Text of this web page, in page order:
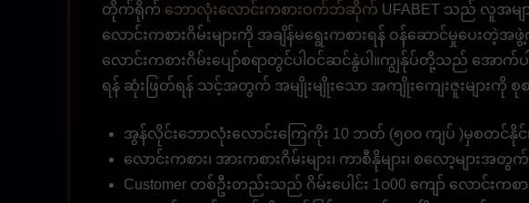
တိုက်ရိုက် ဘောလုံးလောင်းကစားဝက်ဘ်ဆိုက် UFABET သည် လူအမ
လောင်းကစားဂိမ်းများကို အချိန်မရွေးကစားရန် ဝန်ဆောင်မှုပေးတဲ့
လောင်းကစားဂိမ်းပျော်စရာတွင်ပါဝင်ဆင်နွဲပါ။ကျွန်ုပ်တို့သည် အေ
ရန် ဆုံးဖြတ်ရန် သင့်အတွက် အမျိုးမျိုးသော အကျိုးကျေးဇူးများကို စု
အွန်လိုင်းဘောလုံးလောင်းကြေကိုး 10 ဘတ် (၅၀၀ ကျပ် )မှစတင်နိုင်
လောင်းကစား၊ အားကစားဂိမ်းများ၊ ကာစီနိုများ၊ စလော့များအတွက်
Customer တစ်ဦးတည်းသည် ဂိမ်းပေါင်း 1၀00 ကျော် လောင်းကစ